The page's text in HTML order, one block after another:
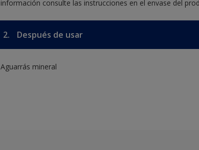
información consulte las instrucciones en el envase del
2. Después de usar
Aguarrás mineral